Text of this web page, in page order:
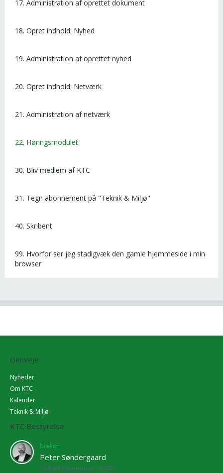
17. Administration af oprettet dokument
18. Opret indhold: Nyhed
19. Administration af oprettet nyhed
20. Opret indhold: Netværk
21. Administration af netværk
22. Høringsmodulet
30. Bliv medlem af KTC
31. Tegn abonnement på "Teknik & Miljø"
40. Skribent
99. Hvorfor ser jeg stadigvæk den gamle hjemmeside i min
browser
Genveje
Nyheder
Om KTC
Kalender
Teknik & Miljø
KTC Bestyrelse
Direktør
Peter Søndergaard
Solrød Kommune - 5272